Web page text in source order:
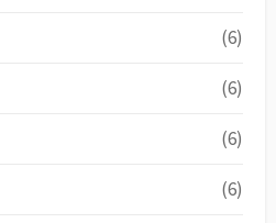
(6)
(6)
(6)
(6)